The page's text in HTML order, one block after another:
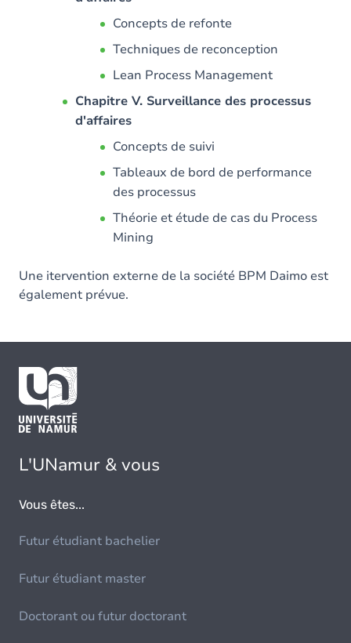
Concepts de refonte
Techniques de reconception
Lean Process Management
Chapitre V. Surveillance des processus
d'affaires
Concepts de suivi
Tableaux de bord de performance
des processus
Théorie et étude de cas du Process
Mining
Une itervention externe de la société BPM Daimo est
également prévue.
L'UNamur & vous
Vous êtes...
Futur étudiant bachelier
Futur étudiant master
Doctorant ou futur doctorant